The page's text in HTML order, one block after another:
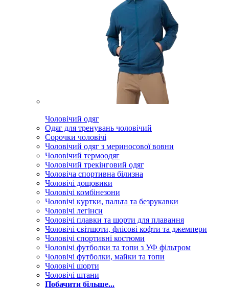
Чоловічий одяг
Одяг для тренувань чоловічий
Сорочки чоловічі
Чоловічий одяг з мериносової вовни
Чоловічий термоодяг
Чоловічий трекінговий одяг
Чоловіча спортивна білизна
Чоловічі дощовики
Чоловічі комбінезони
Чоловічі куртки, пальта та безрукавки
Чоловічі легінси
Чоловічі плавки та шорти для плавання
Чоловічі світшоти, флісові кофти та джемпери
Чоловічі спортивні костюми
Чоловічі футболки та топи з УФ фільтром
Чоловічі футболки, майки та топи
Чоловічі шорти
Чоловічі штани
Побачити більше...